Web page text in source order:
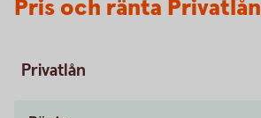
Pris och ränta Privatlån
Privatlån